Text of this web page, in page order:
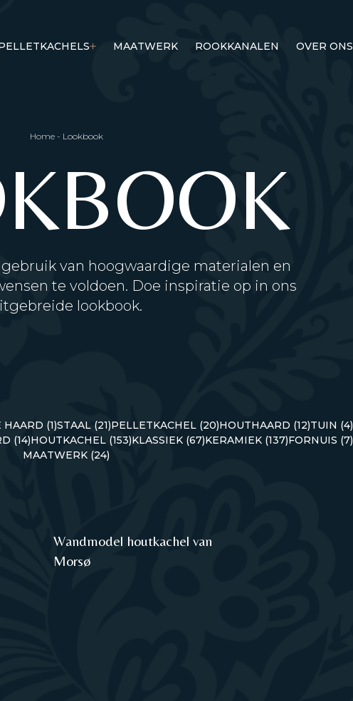
MAATWERK ROOKKANALEN OVER ONS
Home- Lookbook
van hoogwaardige materialen en
te voldoen. Doe inspiratie op in ons
lookbook.
HAARD (1)STAAL (21)PELLETKACHEL (20)HOUTHAARD (12)TUIN (4)
(14)HOUTKACHEL (153)KLASSIEK (67)KERAMIEK (137)FORNUIS (7)
MAATWERK (24)
Wandmodel houtkachel van
Morsø